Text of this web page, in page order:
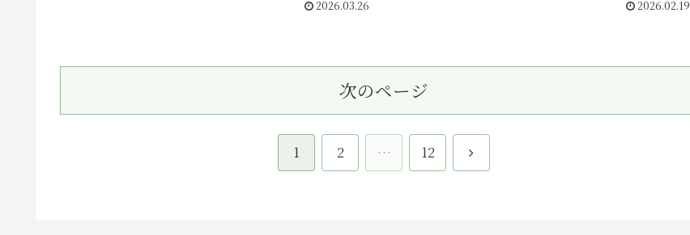
2026.03.26 2026.02.19
次のページ
1 2 … 12
次